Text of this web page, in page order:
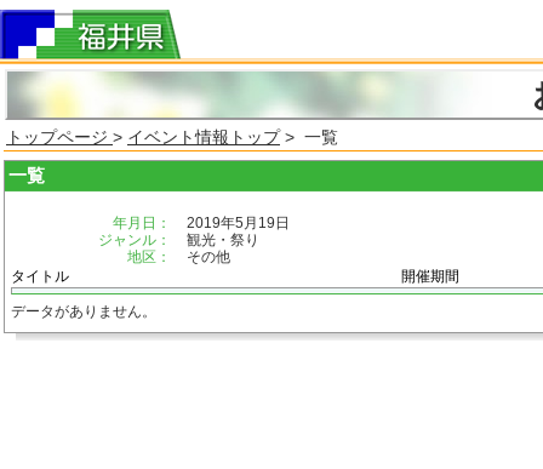
トップページ > イベント情報トップ> 一覧
一覧
年月日：
2019年5月19日
ジャンル：
観光・祭り
地区：
その他
タイトル
開催期間
データがありません。